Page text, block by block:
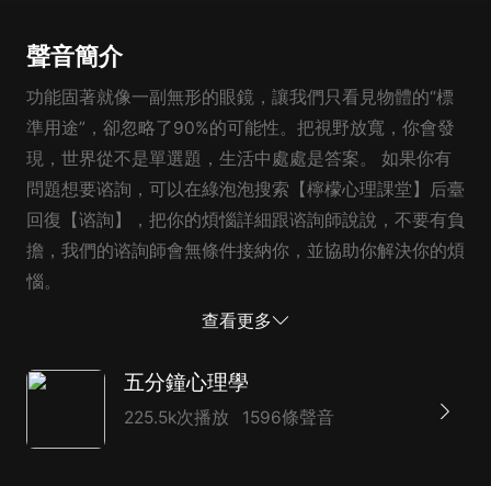
聲音簡介
功能固著就像一副無形的眼鏡，讓我們只看見物體的“標
準用途”，卻忽略了90%的可能性。把視野放寬，你會發
現，世界從不是單選題，生活中處處是答案。 如果你有
問題想要谘詢，可以在綠泡泡搜索【檸檬心理課堂】后臺
回復【谘詢】，把你的煩惱詳細跟谘詢師說說，不要有負
擔，我們的谘詢師會無條件接納你，並協助你解決你的煩
惱。
查看更多
五分鐘心理學
225.5k次播放 1596條聲音